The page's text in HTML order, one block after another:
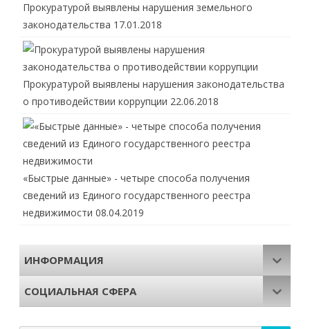
Прокуратурой выявлены нарушения земельного
законодательства 17.01.2018
Прокуратурой выявлены нарушения законодательства
о противодействии коррупции 22.06.2018
«Быстрые данные» - четыре способа получения
сведений из Единого государственного реестра
недвижимости 08.04.2019
ИНФОРМАЦИЯ
СОЦИАЛЬНАЯ СФЕРА